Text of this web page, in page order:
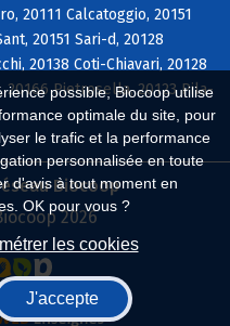
possible, Biocoop utilise
optimale du site, pour
le trafic et la performance
personnalisée en toute
d'avis à tout moment en
OK pour vous ?
les cookies
J'accepte
20111 Calcatoggio, 20151
20151 Sari-d, 20128
20138 Coti-Chiavari, 20128
20166 Pietrosella, 20123 Pila-
Biocoop
2026